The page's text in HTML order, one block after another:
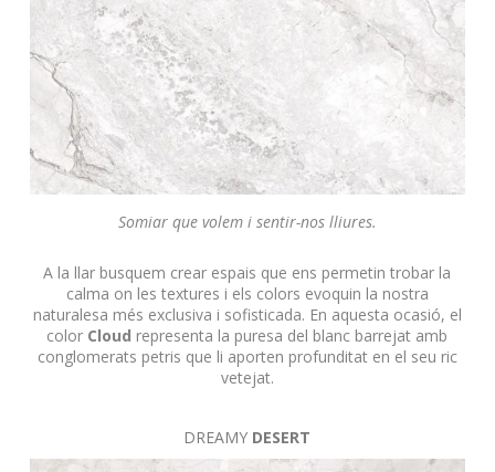
Somiar que volem i sentir-nos lliures.
A la llar busquem crear espais que ens permetin trobar la
calma on les textures i els colors evoquin la nostra
naturalesa més exclusiva i sofisticada. En aquesta ocasió, el
color Cloud representa la puresa del blanc barrejat amb
conglomerats petris que li aporten profunditat en el seu ric
vetejat.
DREAMY DESERT